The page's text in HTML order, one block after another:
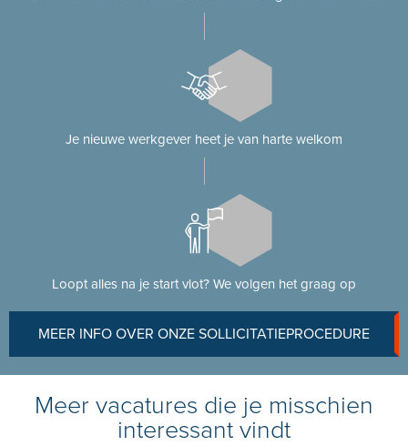
Je nieuwe werkgever heet je van harte welkom
Loopt alles na je start vlot? We volgen het graag op
MEER INFO OVER ONZE SOLLICITATIEPROCEDURE
Meer vacatures die je misschien
interessant vindt